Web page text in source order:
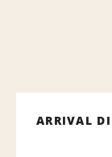
ARRIVAL